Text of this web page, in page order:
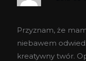
Przyznam, że
niebawem
kreatywny twór.